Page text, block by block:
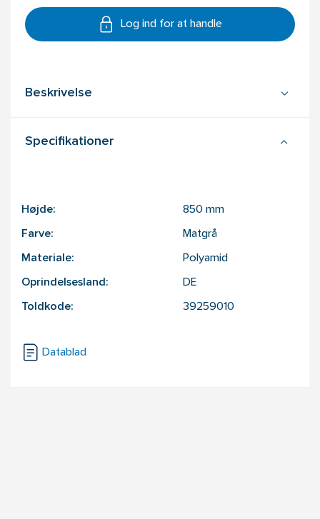
Log ind for at handle
Beskrivelse
Specifikationer
Højde: 850 mm
Farve: Matgrå
Materiale: Polyamid
Oprindelsesland: DE
Toldkode: 39259010
Datablad